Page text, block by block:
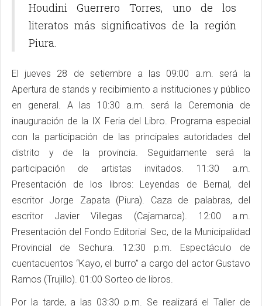
Houdini Guerrero Torres, uno de los
literatos más significativos de la región
Piura.
El jueves 28 de setiembre a las 09:00 a.m. será la
Apertura de stands y recibimiento a instituciones y público
en general. A las 10:30 a.m. será la Ceremonia de
inauguración de la IX Feria del Libro. Programa especial
con la participación de las principales autoridades del
distrito y de la provincia. Seguidamente será la
participación de artistas invitados. 11:30 a.m.
Presentación de los libros: Leyendas de Bernal, del
escritor Jorge Zapata (Piura). Caza de palabras, del
escritor Javier Villegas (Cajamarca). 12:00 a.m.
Presentación del Fondo Editorial Sec, de la Municipalidad
Provincial de Sechura. 12:30 p.m. Espectáculo de
cuentacuentos “Kayo, el burro” a cargo del actor Gustavo
Ramos (Trujillo). 01:00 Sorteo de libros.
Por la tarde, a las 03:30 p.m. Se realizará el Taller de